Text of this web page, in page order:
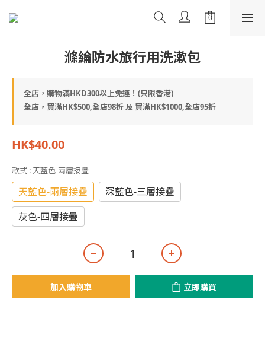
滌綸防水旅行用洗漱包
全店，購物滿HKD300以上免運！(只限香港)
全店，買滿HK$500,全店98折 及 買滿HK$1000,全店95折
HK$40.00
款式 : 天藍色-兩層接疊
天藍色-兩層接疊
深藍色-三層接疊
灰色-四層接疊
加入購物車 立即購買